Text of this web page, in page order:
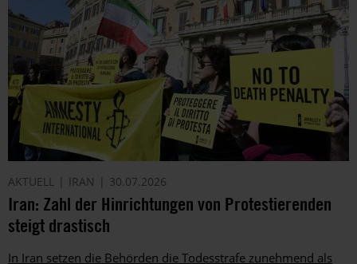
AKTUELL IRAN 30.07.2026
Iran: Zahl der Hinrichtungen von Protestierenden
steigt drastisch
In Iran setzen die Behörden die Todesstrafe zunehmend als